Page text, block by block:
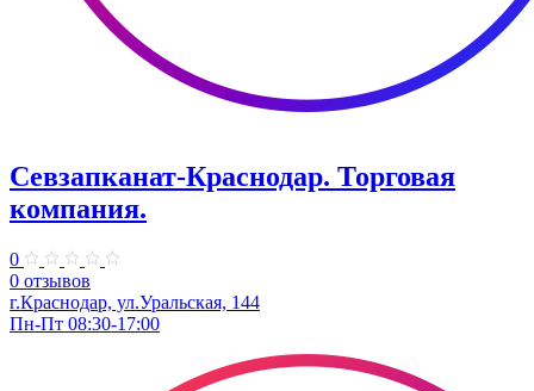
Севзапканат-Краснодар. Торговая
компания.
0
0 отзывов
г.Краснодар, ул.Уральская, 144
Пн-Пт 08:30-17:00